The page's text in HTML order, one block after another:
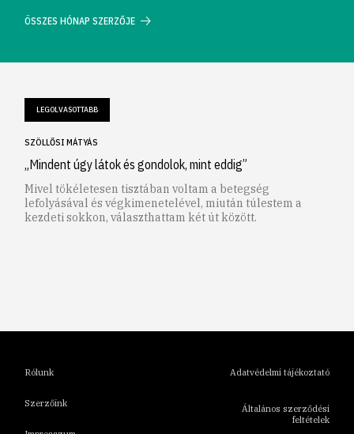
ÖSSZES HÓNAP SZERZŐJE
LEGOLVASOTTABB
SZÖLLŐSI MÁTYÁS
„Mindent úgy látok és gondolok, mint eddig”
Mivel tökéletesen tisztában voltam a betegség
lefolyásával és végkimenetelével, miután túlestem a
kezdeti sokkon, választhattam két út között.
Rólunk
Szerzőink
Adatvédelmi tájékoztató
Általános szerződési
feltételek